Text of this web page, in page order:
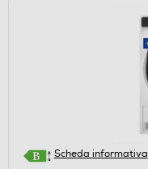
Scheda informativa